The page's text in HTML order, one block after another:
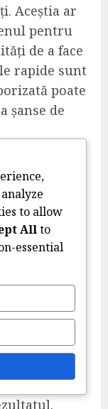
Aceștia ar
pentru
de a face
rapide sunt
poate
șanse de
De
se
fixe
și
atacant
to allow
Allto
essential